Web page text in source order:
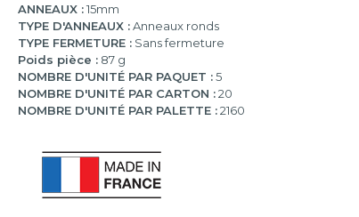
ANNEAUX :15mm
TYPE D'ANNEAUX :Anneaux ronds
TYPE FERMETURE : Sans fermeture
Poids pièce : 87 g
NOMBRE D'UNITÉ PAR PAQUET :5
NOMBRE D'UNITÉ PAR CARTON :20
NOMBRE D'UNITÉ PAR PALETTE :2160